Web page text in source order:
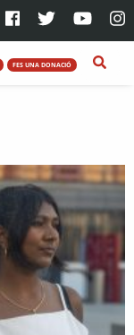
FES UNA DONACIÓ